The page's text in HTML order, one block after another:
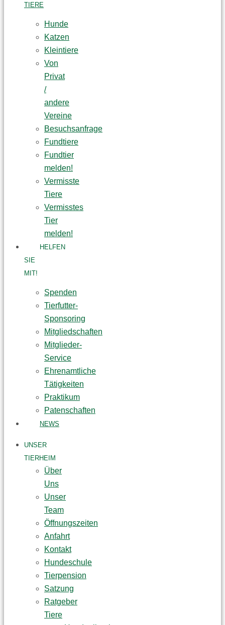
TIERE
Hunde
Katzen
Kleintiere
Von
Privat
/
andere
Vereine
Besuchsanfrage
Fundtiere
Fundtier
melden!
Vermisste
Tiere
Vermisstes
Tier
melden!
HELFEN
SIE
MIT!
Spenden
Tierfutter-
Sponsoring
Mitgliedschaften
Mitglieder-
Service
Ehrenamtliche
Tätigkeiten
Praktikum
Patenschaften
NEWS
UNSER
TIERHEIM
Über
Uns
Unser
Team
Öffnungszeiten
Anfahrt
Kontakt
Hundeschule
Tierpension
Satzung
Ratgeber
Tiere